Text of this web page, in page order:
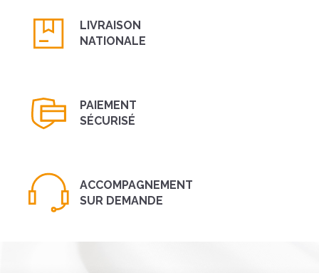
LIVRAISON
NATIONALE
PAIEMENT
SÉCURISÉ
ACCOMPAGNEMENT
SUR DEMANDE